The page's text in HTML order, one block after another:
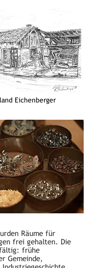
Eichenberger
Räume für
frei gehalten. Die
frühe
Gemeinde,